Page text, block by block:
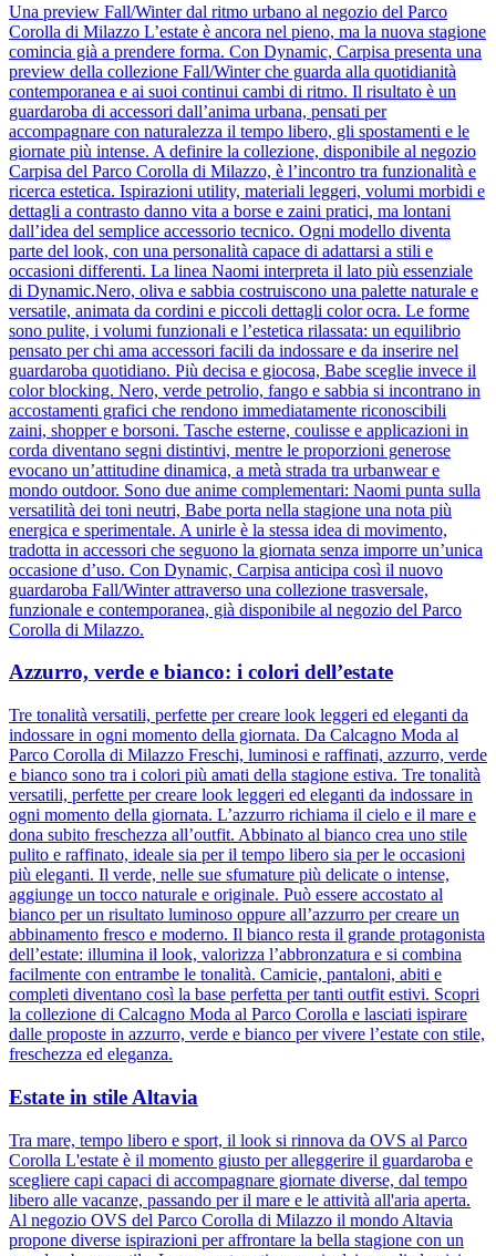
Una preview Fall/Winter dal ritmo urbano al negozio del Parco
Corolla di Milazzo L’estate è ancora nel pieno, ma la nuova stagione
comincia già a prendere forma. Con Dynamic, Carpisa presenta una
preview della collezione Fall/Winter che guarda alla quotidianità
contemporanea e ai suoi continui cambi di ritmo. Il risultato è un
guardaroba di accessori dall’anima urbana, pensati per
accompagnare con naturalezza il tempo libero, gli spostamenti e le
giornate più intense. A definire la collezione, disponibile al negozio
Carpisa del Parco Corolla di Milazzo, è l’incontro tra funzionalità e
ricerca estetica. Ispirazioni utility, materiali leggeri, volumi morbidi e
dettagli a contrasto danno vita a borse e zaini pratici, ma lontani
dall’idea del semplice accessorio tecnico. Ogni modello diventa
parte del look, con una personalità capace di adattarsi a stili e
occasioni differenti. La linea Naomi interpreta il lato più essenziale
di Dynamic.Nero, oliva e sabbia costruiscono una palette naturale e
versatile, animata da cordini e piccoli dettagli color ocra. Le forme
sono pulite, i volumi funzionali e l’estetica rilassata: un equilibrio
pensato per chi ama accessori facili da indossare e da inserire nel
guardaroba quotidiano. Più decisa e giocosa, Babe sceglie invece il
color blocking. Nero, verde petrolio, fango e sabbia si incontrano in
accostamenti grafici che rendono immediatamente riconoscibili
zaini, shopper e borsoni. Tasche esterne, coulisse e applicazioni in
corda diventano segni distintivi, mentre le proporzioni generose
evocano un’attitudine dinamica, a metà strada tra urbanwear e
mondo outdoor. Sono due anime complementari: Naomi punta sulla
versatilità dei toni neutri, Babe porta nella stagione una nota più
energica e sperimentale. A unirle è la stessa idea di movimento,
tradotta in accessori che seguono la giornata senza imporre un’unica
occasione d’uso. Con Dynamic, Carpisa anticipa così il nuovo
guardaroba Fall/Winter attraverso una collezione trasversale,
funzionale e contemporanea, già disponibile al negozio del Parco
Corolla di Milazzo.
Azzurro, verde e bianco: i colori dell’estate
Tre tonalità versatili, perfette per creare look leggeri ed eleganti da
indossare in ogni momento della giornata. Da Calcagno Moda al
Parco Corolla di Milazzo Freschi, luminosi e raffinati, azzurro, verde
e bianco sono tra i colori più amati della stagione estiva. Tre tonalità
versatili, perfette per creare look leggeri ed eleganti da indossare in
ogni momento della giornata. L’azzurro richiama il cielo e il mare e
dona subito freschezza all’outfit. Abbinato al bianco crea uno stile
pulito e raffinato, ideale sia per il tempo libero sia per le occasioni
più eleganti. Il verde, nelle sue sfumature più delicate o intense,
aggiunge un tocco naturale e originale. Può essere accostato al
bianco per un risultato luminoso oppure all’azzurro per creare un
abbinamento fresco e moderno. Il bianco resta il grande protagonista
dell’estate: illumina il look, valorizza l’abbronzatura e si combina
facilmente con entrambe le tonalità. Camicie, pantaloni, abiti e
completi diventano così la base perfetta per tanti outfit estivi. Scopri
la collezione di Calcagno Moda al Parco Corolla e lasciati ispirare
dalle proposte in azzurro, verde e bianco per vivere l’estate con stile,
freschezza ed eleganza.
Estate in stile Altavia
Tra mare, tempo libero e sport, il look si rinnova da OVS al Parco
Corolla L'estate è il momento giusto per alleggerire il guardaroba e
scegliere capi capaci di accompagnare giornate diverse, dal tempo
libero alle vacanze, passando per il mare e le attività all'aria aperta.
Al negozio OVS del Parco Corolla di Milazzo il mondo Altavia
propone diverse ispirazioni per affrontare la bella stagione con un